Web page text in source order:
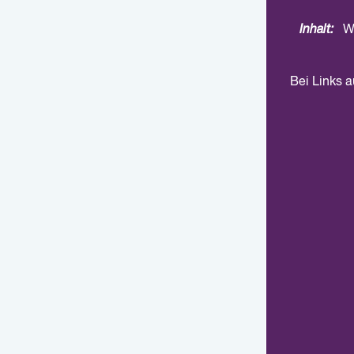
Inhalt:
Bei Links